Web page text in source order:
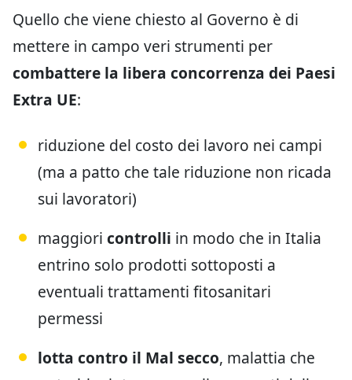
Quello che viene chiesto al Governo è di
mettere in campo veri strumenti per
combattere la libera concorrenza dei Paesi
Extra UE:
riduzione del costo dei lavoro nei campi
(ma a patto che tale riduzione non ricada
sui lavoratori)
maggiori controlli in modo che in Italia
entrino solo prodotti sottoposti a
eventuali trattamenti fitosanitari
permessi
lotta contro il Mal secco, malattia che